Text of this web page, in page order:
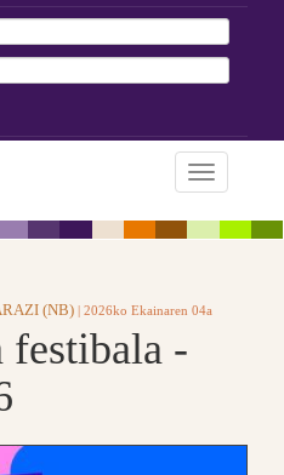
(NB) | 2026ko Ekainaren 04a
festibala -